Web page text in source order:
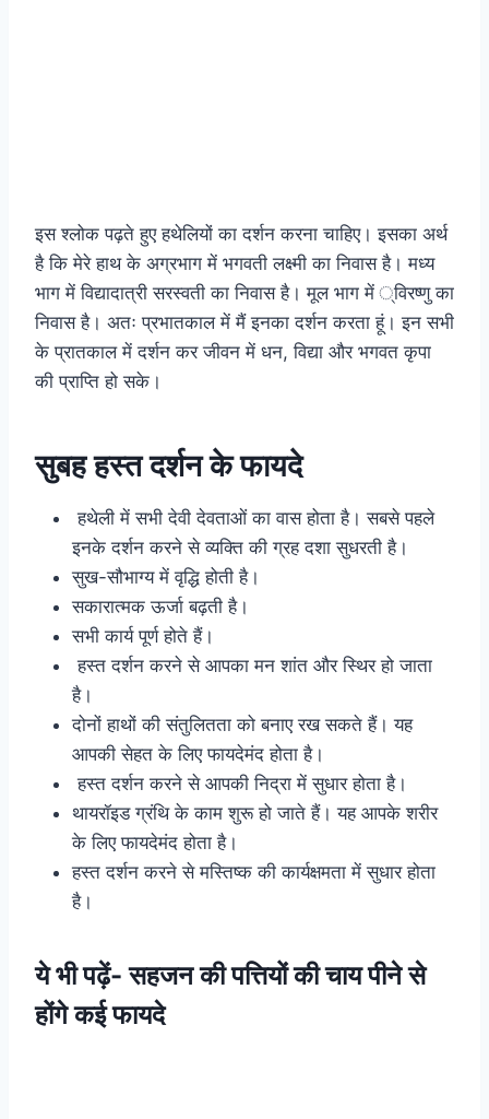
इस श्लोक पढ़ते हुए हथेलियों का दर्शन करना चाहिए। इसका अर्थ
है कि मेरे हाथ के अग्रभाग में भगवती लक्ष्मी का निवास है। मध्य
भाग में विद्यादात्री सरस्वती का निवास है। मूल भाग में ्विरष्णु का
निवास है। अतः प्रभातकाल में मैं इनका दर्शन करता हूं। इन सभी
के प्रातकाल में दर्शन कर जीवन में धन, विद्या और भगवत कृपा
की प्राप्ति हो सके।
सुबह हस्त दर्शन के फायदे
हथेली में सभी देवी देवताओं का वास होता है। सबसे पहले
इनके दर्शन करने से व्यक्ति की ग्रह दशा सुधरती है।
सुख-सौभाग्य में वृद्धि होती है।
सकारात्मक ऊर्जा बढ़ती है।
सभी कार्य पूर्ण होते हैं।
हस्त दर्शन करने से आपका मन शांत और स्थिर हो जाता
है।
दोनों हाथों की संतुलितता को बनाए रख सकते हैं। यह
आपकी सेहत के लिए फायदेमंद होता है।
हस्त दर्शन करने से आपकी निद्रा में सुधार होता है।
थायरॉइड ग्रंथि के काम शुरू हो जाते हैं। यह आपके शरीर
के लिए फायदेमंद होता है।
हस्त दर्शन करने से मस्तिष्क की कार्यक्षमता में सुधार होता
है।
ये भी पढ़ें-सहजन की पत्तियों की चाय पीने से
होंगे कई फायदे